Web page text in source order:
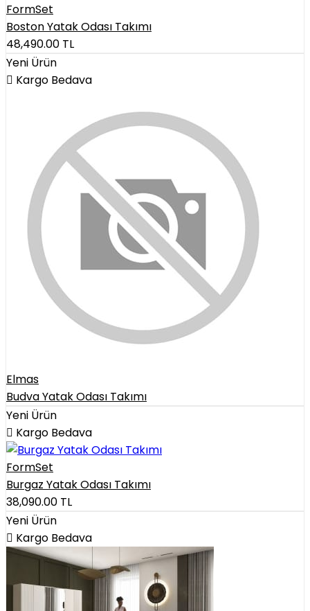
FormSet
Boston Yatak Odası Takımı
48,490.00 TL
Yeni Ürün
Kargo Bedava
Elmas
Budva Yatak Odası Takımı
Yeni Ürün
Kargo Bedava
FormSet
Burgaz Yatak Odası Takımı
38,090.00 TL
Yeni Ürün
Kargo Bedava